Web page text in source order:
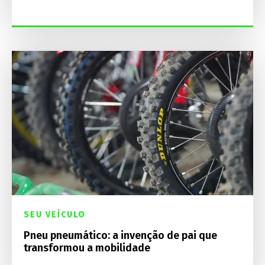
SEU VEÍCULO
Pneu pneumático: a invenção de pai que
transformou a mobilidade